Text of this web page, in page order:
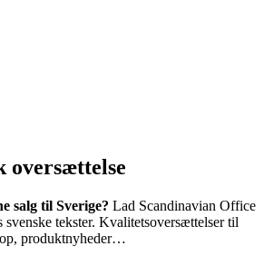
oversættelse
salg til Sverige? Lad Scandinavian Office
svenske tekster. Kvalitetsoversættelser til
produktnyheder…